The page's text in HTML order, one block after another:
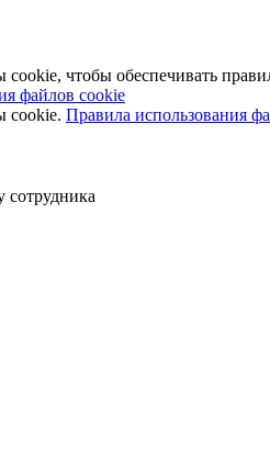
чтобы обеспечивать
файлов cookie
cookie. Правила использования